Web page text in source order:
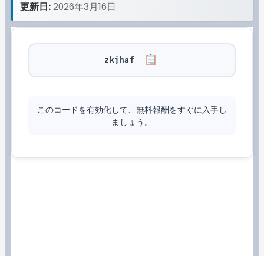
更新日:2026年3月16日
zkjhaf
このコードを有効化して、無料報酬をすぐに入手し
ましょう。